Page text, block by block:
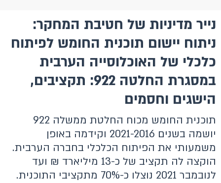
נייר מדיניות של חטיבת המחקר:
ניתוח יישום תוכנית החומש לפיתוח
כלכלי של האוכלוסייה הערבית
במסגרת החלטה 922: תקציבים,
הישגים וחסמים
תוכנית החומש מכוח החלטת ממשלה 922
יושמה בשנים 2021-2016 וקידמה באופן
משמעותי את הפיתוח הכלכלי בחברה הערבית.
הוקצה לה תקציב של כ-13 מיליארד ₪ ועד
לנובמבר 2021 נוצלו כ-70% מתקציבי התוכנית.